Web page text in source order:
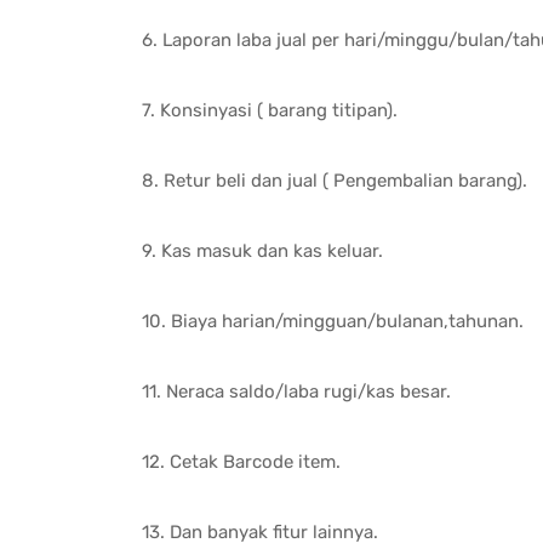
6. Laporan laba jual per hari/minggu/bulan/
7. Konsinyasi ( barang titipan).
8. Retur beli dan jual ( Pengembalian barang).
9. Kas masuk dan kas keluar.
10. Biaya harian/mingguan/bulanan,tahunan.
11. Neraca saldo/laba rugi/kas besar.
12. Cetak Barcode item.
13. Dan banyak fitur lainnya.